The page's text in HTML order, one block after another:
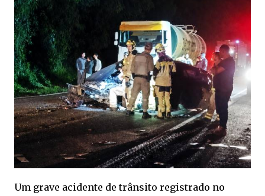
Um grave acidente de trânsito registrado no